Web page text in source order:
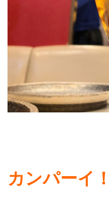
カンパーイ！